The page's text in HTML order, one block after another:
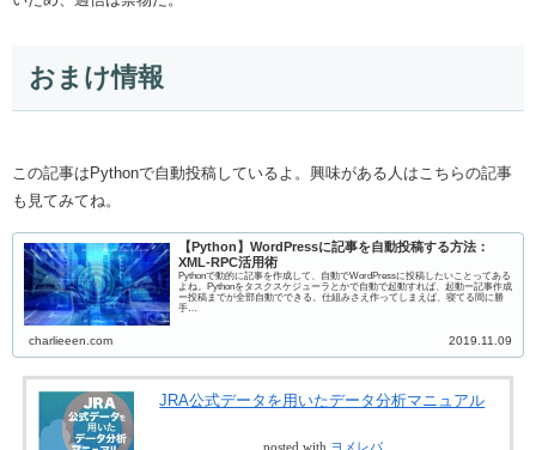
おまけ情報
この記事はPythonで自動投稿しているよ。興味がある人はこちらの記事
も見てみてね。
【Python】WordPressに記事を自動投稿する方法：
XML-RPC活用術
Pythonで動的に記事を作成して、自動でWordPressに投稿したいことってある
よね。Pythonをタスクスケジューラとかで自動で起動すれば、起動ー記事作成
ー投稿までが全部自動でできる。仕組みさえ作ってしまえば、寝てる間に勝
手…
charlieeen.com 2019.11.09
JRA公式データを用いたデータ分析マニュアル
posted with ヨメレバ